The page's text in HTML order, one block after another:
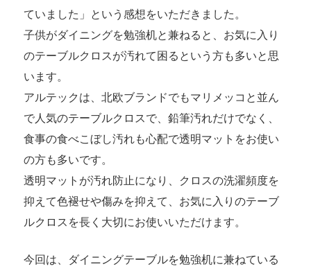
ていました」という感想をいただきました。
子供がダイニングを勉強机と兼ねると、お気に入り
のテーブルクロスが汚れて困るという方も多いと思
います。
アルテックは、北欧ブランドでもマリメッコと並ん
で人気のテーブルクロスで、鉛筆汚れだけでなく、
食事の食べこぼし汚れも心配で透明マットをお使い
の方も多いです。
透明マットが汚れ防止になり、クロスの洗濯頻度を
抑えて色褪せや傷みを抑えて、お気に入りのテーブ
ルクロスを長く大切にお使いいただけます。
今回は、ダイニングテーブルを勉強机に兼ねている